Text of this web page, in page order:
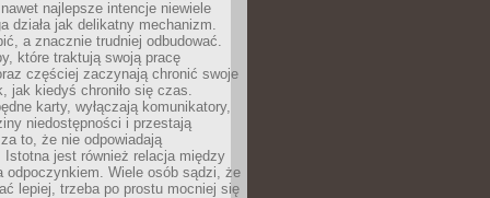
najlepsze intencje niewiele
działa jak delikatny mechanizm.
a znacznie trudniej odbudować.
które traktują swoją pracę
częściej zaczynają chronić swoje
jak kiedyś chroniło się czas.
karty, wyłączają komunikatory,
niedostępności i przestają
to, że nie odpowiadają
Istotna jest również relacja między
odpoczynkiem. Wiele osób sądzi, że
lepiej, trzeba po prostu mocniej się